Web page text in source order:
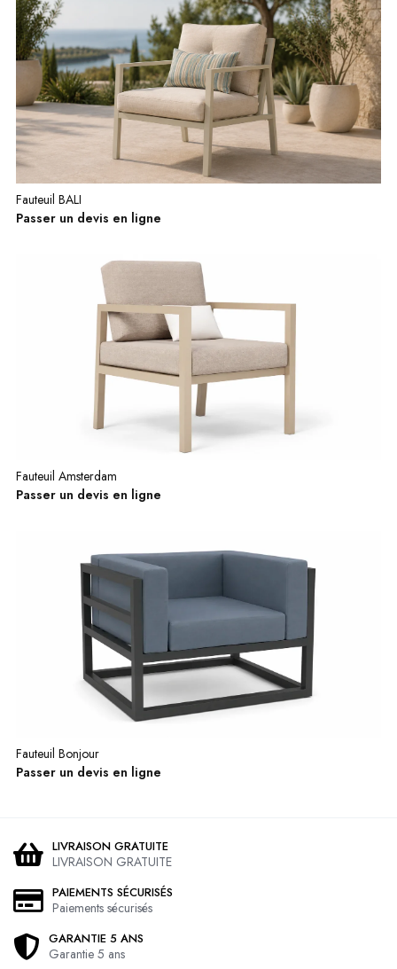
Fauteuil BALI
Passer un devis en ligne
Fauteuil Amsterdam
Passer un devis en ligne
Fauteuil Bonjour
Passer un devis en ligne
LIVRAISON GRATUITE
LIVRAISON GRATUITE
PAIEMENTS SÉCURISÉS
Paiements sécurisés
GARANTIE 5 ANS
Garantie 5 ans